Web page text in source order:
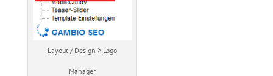
Layout / Design > Logo
Manager